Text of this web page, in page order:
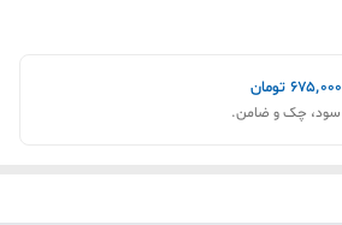
۶۷۵٬۰۰۰ تومان